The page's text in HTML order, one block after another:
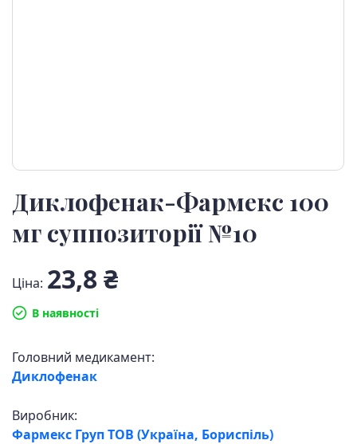
Диклофенак-Фармекс 100
мг суппозиторії №10
Ціна: 23,8 ₴
В наявності
Головний медикамент:
Диклофенак
Виробник:
Фармекс Груп ТОВ (Україна, Бориспіль)